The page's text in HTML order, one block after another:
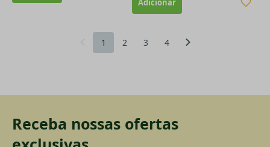
1 2 3 4
Receba nossas ofertas